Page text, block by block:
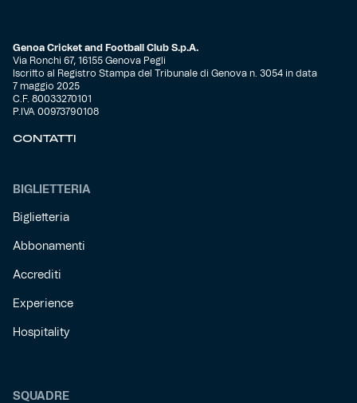
Genoa Cricket and Football Club S.p.A.
Via Ronchi 67, 16155 Genova Pegli
Iscritto al Registro Stampa del Tribunale di Genova n. 3054 in data
7 maggio 2025
C.F. 80033270101
P.IVA 00973790108
CONTATTI
BIGLIETTERIA
Biglietteria
Abbonamenti
Accrediti
Experience
Hospitality
SQUADRE